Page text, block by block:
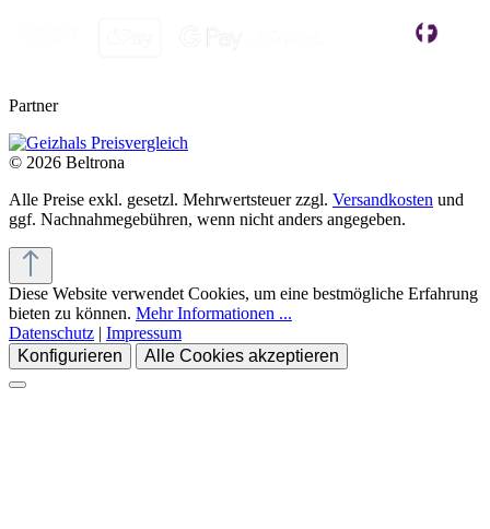
Partner
© 2026 Beltrona
Alle Preise exkl. gesetzl. Mehrwertsteuer zzgl. Versandkosten und
ggf. Nachnahmegebühren, wenn nicht anders angegeben.
Diese Website verwendet Cookies, um eine bestmögliche Erfahrung
bieten zu können. Mehr Informationen ...
Datenschutz | Impressum
Konfigurieren
Alle Cookies akzeptieren